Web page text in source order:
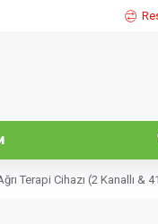
Terapi Cihazı (2 Kanallı &